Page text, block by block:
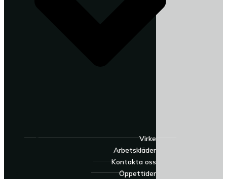
Virke
Arbetskläder
Kontakta oss
Öppettider